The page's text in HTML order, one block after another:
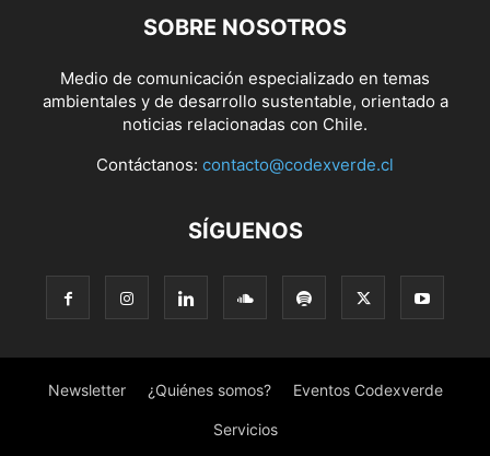
SOBRE NOSOTROS
Medio de comunicación especializado en temas
ambientales y de desarrollo sustentable, orientado a
noticias relacionadas con Chile.
Contáctanos: contacto@codexverde.cl
SÍGUENOS
Newsletter ¿Quiénes somos? Eventos Codexverde
Servicios